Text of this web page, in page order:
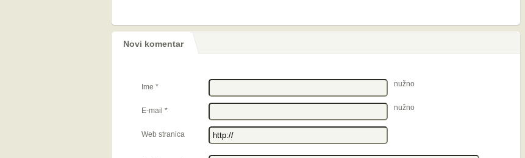
Novi komentar
Ime * nužno
E-mail * nužno
Web stranica